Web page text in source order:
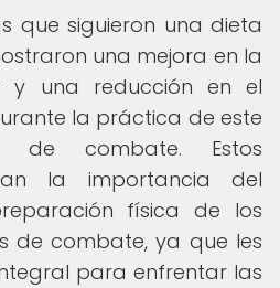
que siguieron una dieta
una mejora en la
y una reducción en el
la práctica de este
de combate. Estos
la importancia del
física de los
de combate, ya que les
para enfrentar las